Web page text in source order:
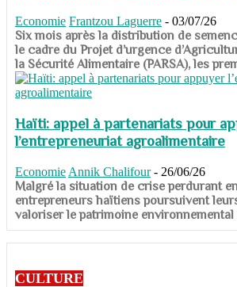
Economie Frantzou Laguerre - 03/07/26
​​​​​​​Six mois après la distribution de
le cadre du Projet d’urgence
la Sécurité Alimentaire (PARSA), les
Haïti: appel à partenariats pour
l’entrepreneuriat agroalimentaire
Economie Annik Chalifour - 26/06/26
​​​​​​​Malgré la situation de crise perdurant
entrepreneurs haïtiens poursuivent
valoriser le patrimoine environnemental
CULTURE